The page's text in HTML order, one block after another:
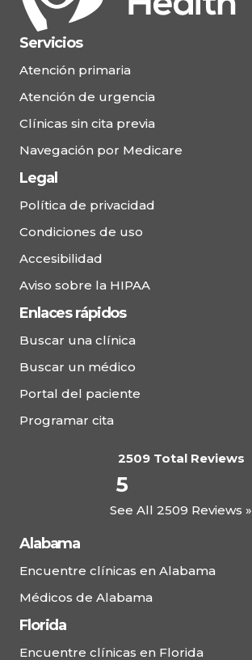
Servicios
Atención primaria
Atención de urgencia
Clínicas sin cita previa
Navegación por Medicare
Legal
Política de privacidad
Condiciones de uso
Accesibilidad
Aviso sobre la HIPAA
Enlaces rápidos
Buscar una clínica
Buscar un médico
Portal del paciente
Programar cita
2509 Total Reviews
5
See All 2509 Reviews »
Alabama
Encuentre clínicas en Alabama
Médicos de Alabama
Florida
Encuentre clínicas en Florida